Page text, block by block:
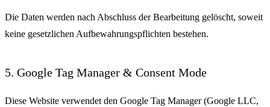
Die Daten werden nach Abschluss der Bearbeitung gelöscht, soweit
keine gesetzlichen Aufbewahrungspflichten bestehen.
5. Google Tag Manager & Consent Mode
Diese Website verwendet den Google Tag Manager (Google LLC,